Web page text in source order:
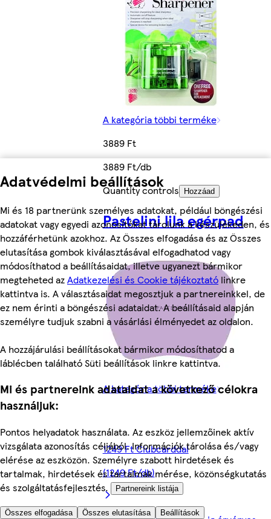
Adatvédelmi beállítások
Mi és 18 partnerünk személyes adatokat, például böngészési
adatokat vagy egyedi azonosítókat tárolunk a készülékeden, és
hozzáférhetünk azokhoz. Az Összes elfogadása és az Összes
elutasítása gombok kiválasztásával elfogadhatod vagy
módosíthatod a beállításaidat, illetve ugyanezt bármikor
megteheted azAdatkezelési és Cookie tájékoztató linkre
kattintva is. A választásaidat megosztjuk a partnereinkkel, de
ez nem érinti a böngészési adataidat. A beállításaid alapján
személyre tudjuk szabni a vásárlási élményedet az oldalon.
A hozzájárulási beállításokat bármikor módosíthatod a
láblécben található Süti beállítások linkre kattintva.
Mi és partnereink adataidat a következő célokra
használjuk:
Pontos helyadatok használata. Az eszköz jellemzőinek aktív
vizsgálata azonosítás céljából. Információk tárolása és/vagy
elérése az eszközön. Személyre szabott hirdetések és
tartalmak, hirdetések és tartalmak mérése, közönségkutatás
és szolgáltatásfejlesztés.
Partnereink listája
Összes elfogadása Összes elutasítása Beállítások
A kategória többi terméke
3889 Ft
3889 Ft/db
Quantity controls
Hozzáad
Pastelini lila egérpad
A kategória többi terméke
1249 Ft Clubcarddal
(1249 Ft/db)